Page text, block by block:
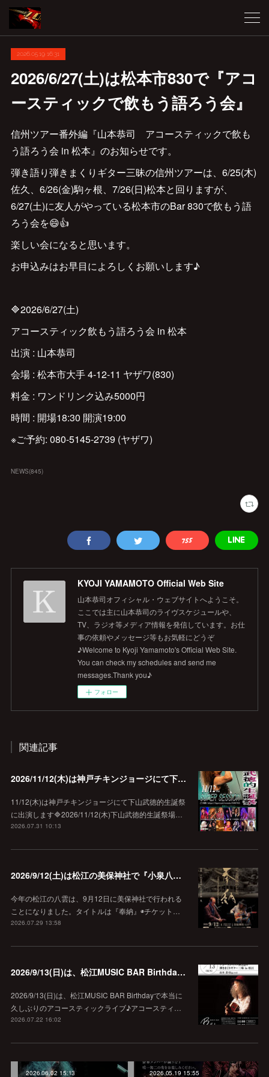
2026.05.19 16:31
2026/6/27(土)は松本市830で『アコ
ースティックで飲もう語ろう会』
信州ツアー番外編『山本恭司 アコースティックで飲も
う語ろう会 in 松本』のお知らせです。
弾き語り弾きまくりギター三昧の信州ツアーは、6/25(木)
佐久、6/26(金)駒ヶ根、7/26(日)松本と回りますが、
6/27(土)に友人がやっている松本市のBar 830で飲もう語
ろう会を😄👍
楽しい会になると思います。
お申込みはお早目によろしくお願いします♪
🔷2026/6/27(土)
アコースティック飲もう語ろう会 in 松本
出演 : 山本恭司
会場 : 松本市大手 4-12-11 ヤザワ(830)
料金 : ワンドリンク込み5000円
時間 : 開場18:30 開演19:00
※ご予約: 080-5145-2739 (ヤザワ)
NEWS(845)
KYOJI YAMAMOTO Official Web Site
山本恭司オフィシャル・ウェブサイトへようこそ。
ここでは主に山本恭司のライヴスケジュールや、
TV、ラジオ等メディア情報を発信しています。お仕
事の依頼やメッセージ等もお気軽にどうぞ
♪Welcome to Kyoji Yamamoto's Official Web Site.
You can check my schedules and send me
messages.Thank you♪
フォロー
関連記事
2026/11/12(木)は神戸チキンジョージにて下山武徳的生誕祭に出演します♪
11/12(木)は神戸チキンジョージにて下山武徳的生誕祭
に出演します🔷2026/11/12(木)下山武徳的生誕祭場…
2026.07.31 10:13
2026/9/12(土)は松江の美保神社で『小泉八雲朗読のしらべ』
今年の松江の八雲は、9月12日に美保神社で行われる
ことになりました。タイトルは『奉納』◉チケット…
2026.07.29 13:58
2026/9/13(日)は、松江MUSIC BAR Birthdayでアコースティック弾き語り弾きまくりギター三昧♪
2026/9/13(日)は、松江MUSIC BAR Birthdayで本当に
久しぶりのアコースティックライブ♪アコースティ…
2026.07.22 16:02
2026.06.02 15:13 2026.05.19 15:55